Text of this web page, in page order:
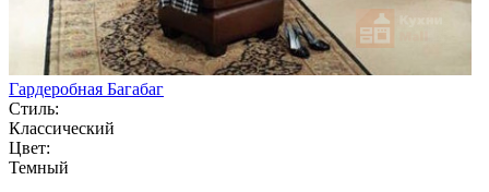
Гардеробная Багабаг
Стиль:
Классический
Цвет:
Темный